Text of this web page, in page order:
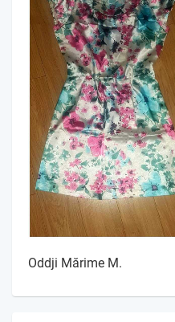
Oddji Mărime M.